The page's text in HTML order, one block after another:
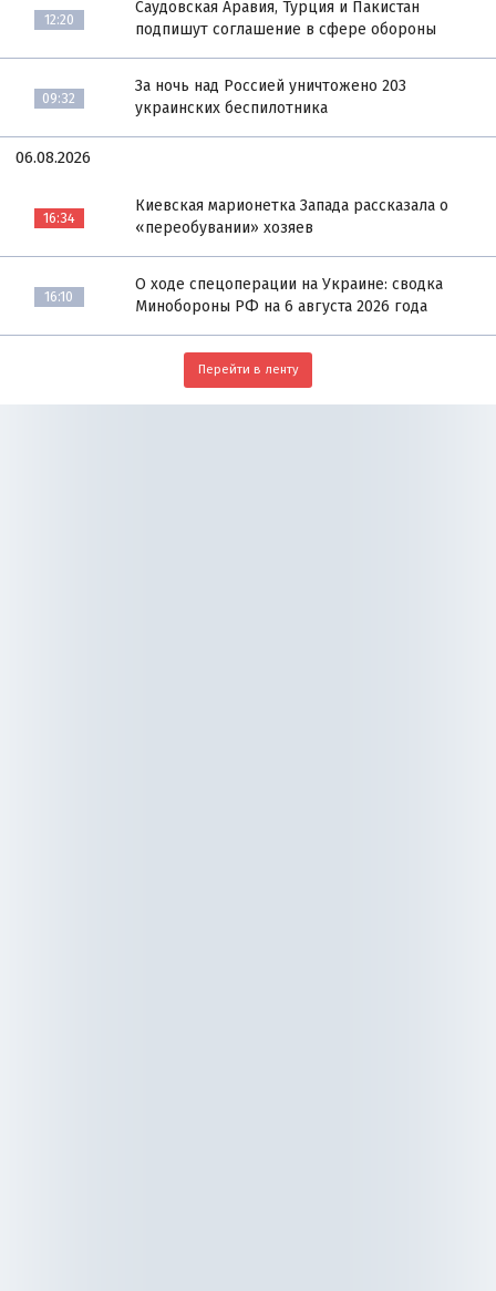
12:20
Саудовская Аравия, Турция и Пакистан
подпишут соглашение в сфере обороны
09:32
За ночь над Россией уничтожено 203
украинских беспилотника
06.08.2026
16:34
Киевская марионетка Запада рассказала о
«переобувании» хозяев
16:10
О ходе спецоперации на Украине: сводка
Минобороны РФ на 6 августа 2026 года
Перейти в ленту